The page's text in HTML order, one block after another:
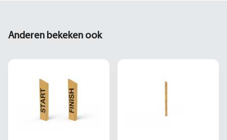
Anderen bekeken ook